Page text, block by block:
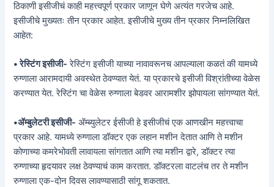
ठिकाणी इसीजीचं काही महत्त्वपूर्ण प्रकार जाणून घेणे अत्यंत गरजेच आहे.
इसीजीचे मुख्यतः तीन प्रकार आहेत. इसीजीचे मुख्य तीन प्रकार निम्नलिखित
आहेत:
• रेस्टिंग इसीजी- रेस्टिंग इसीजी याच्या नावावरूनच आपल्याला कळतं की यामध्ये
रुग्णाला आरामदायी अवस्थेत ठेवण्यात येतं. या प्रकारचे इसीजी विश्रांतीच्या वेळेस
करण्यात येत. रेस्टिंग चा वेळेस रुग्णाला बेडवर आरामशीर झोपायला सांगण्यात येतं.
•ॲम्बुलेटरी इसीजी- ॲम्ब्युलेटर ईसीजी हे इसीजीचं एक आणखीन महत्त्वाचा
प्रकार आहे. यामध्ये रुग्णाला डॉक्टर एक लहान मशीन देतात आणि ते मशीन
कोणाच्या कमरेभोवती लावायला सांगतात आणि त्या मशीन द्वारे, डॉक्टर त्या
रुग्णाच्या हृदयावर लक्ष ठेवण्याचं काम करतात. डॉक्टरला वाटलंच तर ते मशीन
रुग्णाला एक-दोन दिवस लावण्यासाठी सांगू शकतात.